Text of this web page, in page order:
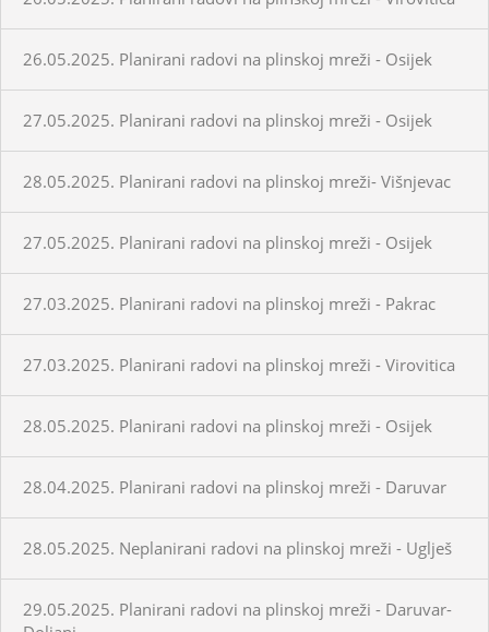
26.05.2025. Planirani radovi na plinskoj mreži - Osijek
27.05.2025. Planirani radovi na plinskoj mreži - Osijek
28.05.2025. Planirani radovi na plinskoj mreži- Višnjevac
27.05.2025. Planirani radovi na plinskoj mreži - Osijek
27.03.2025. Planirani radovi na plinskoj mreži - Pakrac
27.03.2025. Planirani radovi na plinskoj mreži - Virovitica
28.05.2025. Planirani radovi na plinskoj mreži - Osijek
28.04.2025. Planirani radovi na plinskoj mreži - Daruvar
28.05.2025. Neplanirani radovi na plinskoj mreži - Uglješ
29.05.2025. Planirani radovi na plinskoj mreži - Daruvar-